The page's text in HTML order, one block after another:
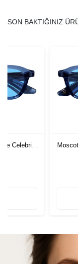
SON BAKTIĞINIZ
Celebrity